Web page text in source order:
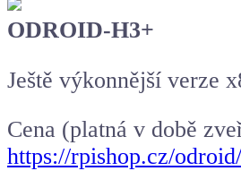
ODROID-H3+
Ještě výkonnější verze
Cena (platná v době
https://rpishop.cz/